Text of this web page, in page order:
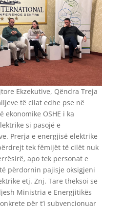
Ekzekutive, Qëndra Treja
të cilat edhe pse në
ekonomike OSHE i ka
si pasojë e
Prerja e energjisë elektrike
tek fëmijët të cilët nuk
apo tek personat e
përdornin pajisje oksigjeni
etj. Znj. Tare theksoi se
Ministria e Energjitikës
për t’i subvencionuar